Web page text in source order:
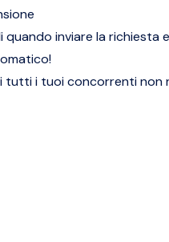
quando inviare la richiesta
tutti i tuoi concorrenti non